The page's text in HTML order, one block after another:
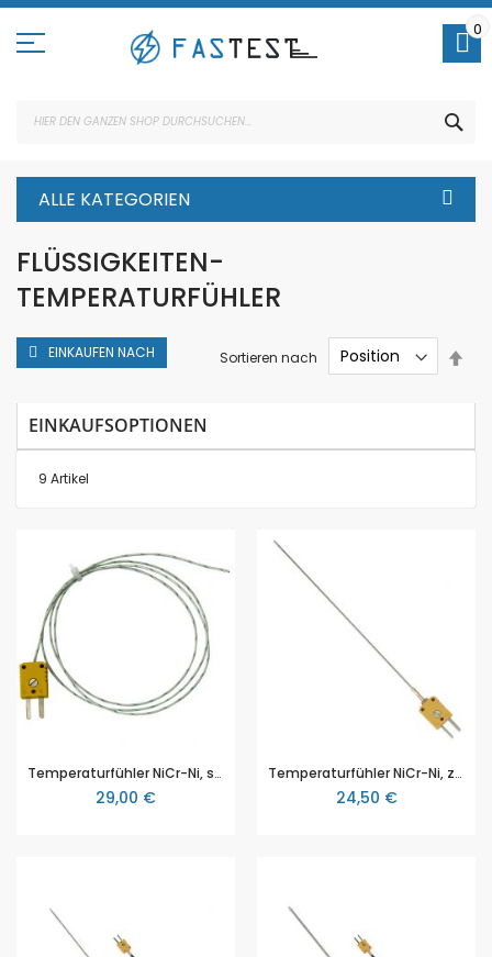
Direkt
Inhalt
0
ALLE KATEGORIEN
FLÜSSIGKEITEN-
TEMPERATURFÜHLER
9 Artikel
Sortieren nach
Temperaturfühler NiCr-Ni, schnell, Typ K
29,00 €
Temperaturfühler NiCr-Ni, zum Einstechen, Typ K
24,50 €
EINKAUFEN NACH
EINKAUFSOPTIONEN